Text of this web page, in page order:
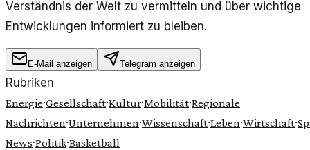
Verständnis der Welt zu vermitteln und über wichtige
Entwicklungen informiert zu bleiben.
E-Mail anzeigen Telegram anzeigen
Rubriken
Energie·Gesellschaft·Kultur·Mobilität·Regionale
Nachrichten·Unternehmen·Wissenschaft·Leben·Wirtschaft·
News·Politik·Basketball